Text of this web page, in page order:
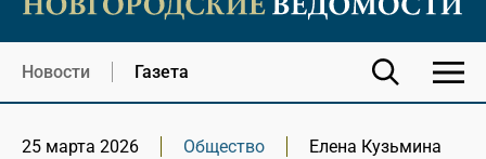
Новости Газета
25 марта 2026 Общество Елена Кузьмина